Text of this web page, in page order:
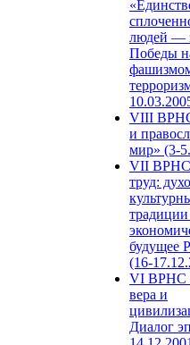
людей —
Победы
VIII
и
мир» (3-
VII ВРНС
труд:
будущее
(16-
VI ВРНС
вера и
Диалог